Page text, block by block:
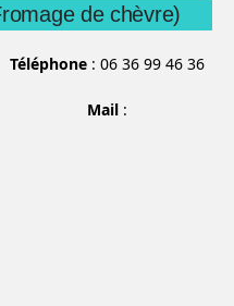
de chèvre)
Téléphone : 06 36 99 46 36
Mail :